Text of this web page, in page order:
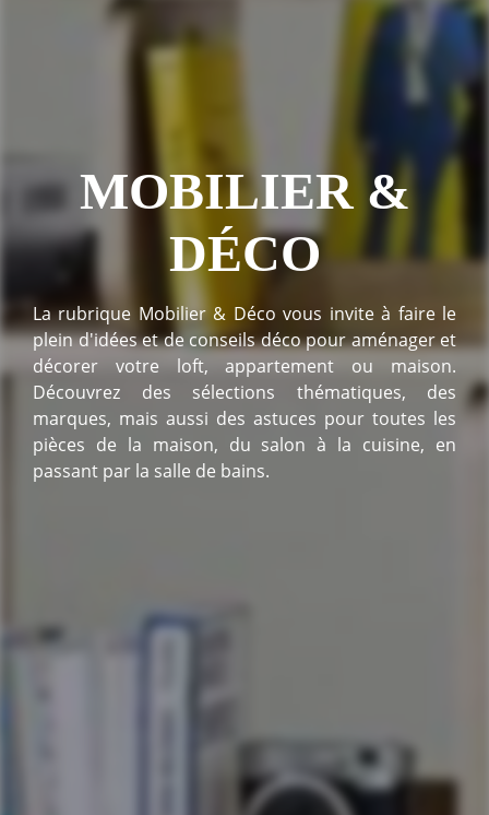
MOBILIER &
DÉCO
La rubrique Mobilier & Déco vous invite à faire le
plein d'idées et de conseils déco pour aménager et
décorer votre loft, appartement ou maison.
Découvrez des sélections thématiques, des
marques, mais aussi des astuces pour toutes les
pièces de la maison, du salon à la cuisine, en
passant par la salle de bains.